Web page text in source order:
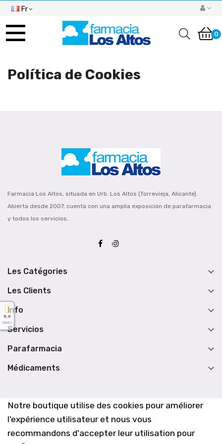
Fr
Basculer
navigation
0
Notre boutique utilise des cookies pour améliorer
l'expérience utilisateur et nous vous
recommandons d'accepter leur utilisation pour
Política de Cookies
Farmacia Los Altos, situada en Urb. Los Altos (Torrevieja, Alicante).
Abierta desde 2007, cuenta con una amplia exposición de parafarmacia
y todos los servicios..
Les Catégories 
Les Clients 
Info 
Servicios 
Parafarmacia 
Médicaments 
5.0
( On 5 )